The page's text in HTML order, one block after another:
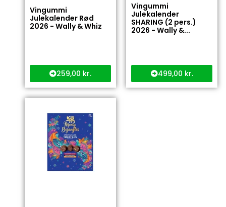
Vingummi
Julekalender Rød
2026 - Wally & Whiz
259,00 kr.
Vingummi
Julekalender
SHARING (2 pers.)
2026 - Wally &...
499,00 kr.